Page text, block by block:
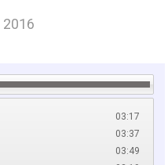
03:17
03:37
03:49